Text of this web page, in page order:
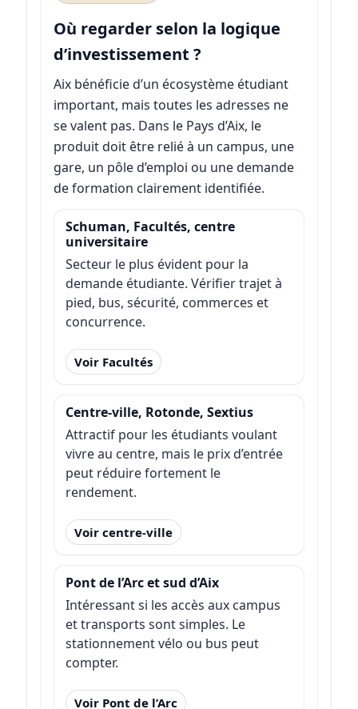
Où regarder selon la logique
d’investissement ?
Aix bénéficie d’un écosystème étudiant
important, mais toutes les adresses ne
se valent pas. Dans le Pays d’Aix, le
produit doit être relié à un campus, une
gare, un pôle d’emploi ou une demande
de formation clairement identifiée.
Schuman, Facultés, centre
universitaire
Secteur le plus évident pour la
demande étudiante. Vérifier trajet à
pied, bus, sécurité, commerces et
concurrence.
Voir Facultés
Centre-ville, Rotonde, Sextius
Attractif pour les étudiants voulant
vivre au centre, mais le prix d’entrée
peut réduire fortement le
rendement.
Voir centre-ville
Pont de l’Arc et sud d’Aix
Intéressant si les accès aux campus
et transports sont simples. Le
stationnement vélo ou bus peut
compter.
Voir Pont de l’Arc